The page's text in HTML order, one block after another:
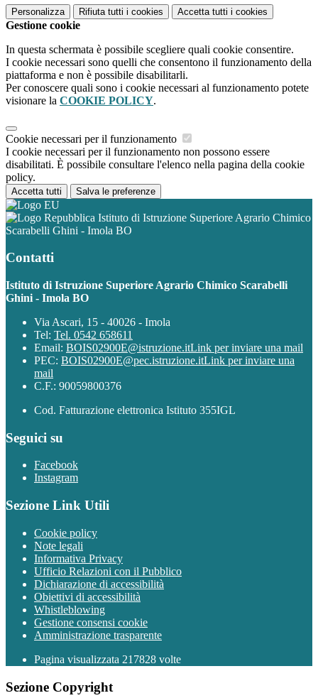
Personalizza Rifiuta tutti i cookies Accetta tutti i cookies
Gestione cookie
In questa schermata è possibile scegliere quali cookie consentire.
I cookie necessari sono quelli che consentono il funzionamento della
piattaforma e non è possibile disabilitarli.
Per conoscere quali sono i cookie necessari al funzionamento potete
visionare la COOKIE POLICY.
Cookie necessari per il funzionamento
I cookie necessari per il funzionamento non possono essere
disabilitati. È possibile consultare l'elenco nella pagina della cookie
policy.
Accetta tutti Salva le preferenze
Istituto di Istruzione Superiore Agrario Chimico
Scarabelli Ghini - Imola BO
Contatti
Istituto di Istruzione Superiore Agrario Chimico Scarabelli
Ghini - Imola BO
Via Ascari, 15 - 40026 - Imola
Tel: Tel. 0542 658611
Email: BOIS02900E@istruzione.itLink per inviare una mail
PEC: BOIS02900E@pec.istruzione.itLink per inviare una
mail
C.F.: 90059800376
Cod. Fatturazione elettronica Istituto 355IGL
Seguici su
Facebook
Instagram
Sezione Link Utili
Cookie policy
Note legali
Informativa Privacy
Ufficio Relazioni con il Pubblico
Dichiarazione di accessibilità
Obiettivi di accessibilità
Whistleblowing
Gestione consensi cookie
Amministrazione trasparente
Pagina visualizzata 217828 volte
Sezione Copyright